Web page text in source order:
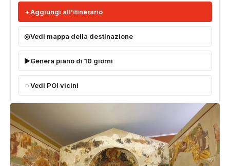
Aggiungi all'itinerario
Vedi mappa della destinazione
Genera piano di 10 giorni
Vedi POI vicini